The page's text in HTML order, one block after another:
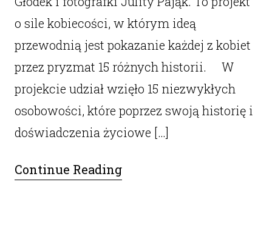
o sile kobiecości, w którym ideą
przewodnią jest pokazanie każdej z kobiet
przez pryzmat 15 różnych historii. W
projekcie udział wzięło 15 niezwykłych
osobowości, które poprzez swoją historię i
doświadczenia życiowe […]
Continue Reading